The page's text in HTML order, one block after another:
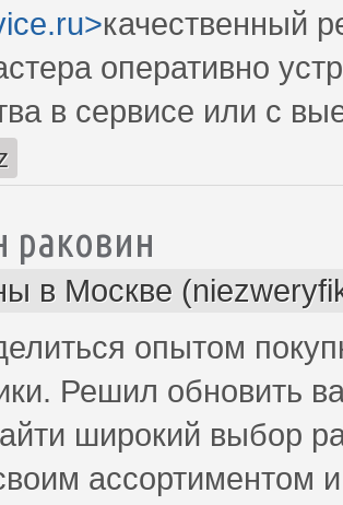
качественный
оперативно
в сервисе или с
раковин
в Москве
опытом
Решил обновить
широкий выбор
ассортиментом